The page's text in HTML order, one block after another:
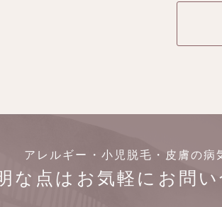
アレルギー・小児脱毛・皮膚の病
な点はお気軽にお問